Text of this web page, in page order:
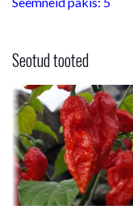
Seotud tooted